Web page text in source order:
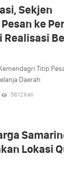
Sekjen
ke
Titip
Daerah
5612 Kali
Lokasi